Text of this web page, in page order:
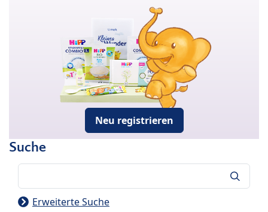
Neu registrieren
Suche
Erweiterte Suche